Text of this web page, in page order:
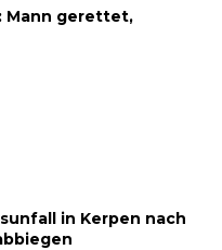
Mann gerettet,
in Kerpen nach